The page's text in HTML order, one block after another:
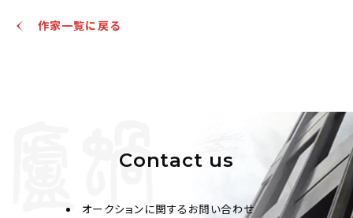
主催 Jo's Auction
作家一覧に戻る
Contact us
オークションに関するお問い合わせ